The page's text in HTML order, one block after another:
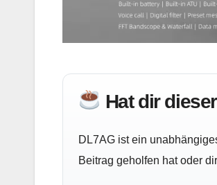
Hat dir
DL7AG ist ein
Beitrag geholfen hat oder